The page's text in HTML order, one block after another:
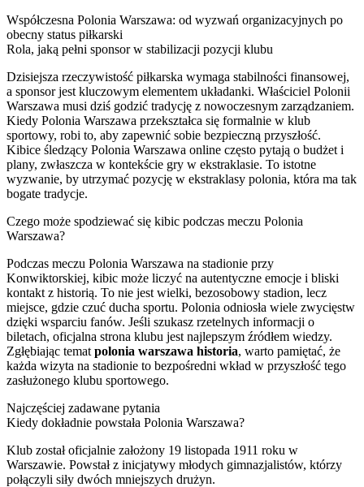
Współczesna Polonia Warszawa: od wyzwań organizacyjnych po
obecny status piłkarski
Rola, jaką pełni sponsor w stabilizacji pozycji klubu
Dzisiejsza rzeczywistość piłkarska wymaga stabilności finansowej,
a sponsor jest kluczowym elementem układanki. Właściciel Polonii
Warszawa musi dziś godzić tradycję z nowoczesnym zarządzaniem.
Kiedy Polonia Warszawa przekształca się formalnie w klub
sportowy, robi to, aby zapewnić sobie bezpieczną przyszłość.
Kibice śledzący Polonia Warszawa online często pytają o budżet i
plany, zwłaszcza w kontekście gry w ekstraklasie. To istotne
wyzwanie, by utrzymać pozycję w ekstraklasy polonia, która ma tak
bogate tradycje.
Czego może spodziewać się kibic podczas meczu Polonia
Warszawa?
Podczas meczu Polonia Warszawa na stadionie przy
Konwiktorskiej, kibic może liczyć na autentyczne emocje i bliski
kontakt z historią. To nie jest wielki, bezosobowy stadion, lecz
miejsce, gdzie czuć ducha sportu. Polonia odniosła wiele zwycięstw
dzięki wsparciu fanów. Jeśli szukasz rzetelnych informacji o
biletach, oficjalna strona klubu jest najlepszym źródłem wiedzy.
Zgłębiając temat polonia warszawa historia, warto pamiętać, że
każda wizyta na stadionie to bezpośredni wkład w przyszłość tego
zasłużonego klubu sportowego.
Najczęściej zadawane pytania
Kiedy dokładnie powstała Polonia Warszawa?
Klub został oficjalnie założony 19 listopada 1911 roku w
Warszawie. Powstał z inicjatywy młodych gimnazjalistów, którzy
połączyli siły dwóch mniejszych drużyn.